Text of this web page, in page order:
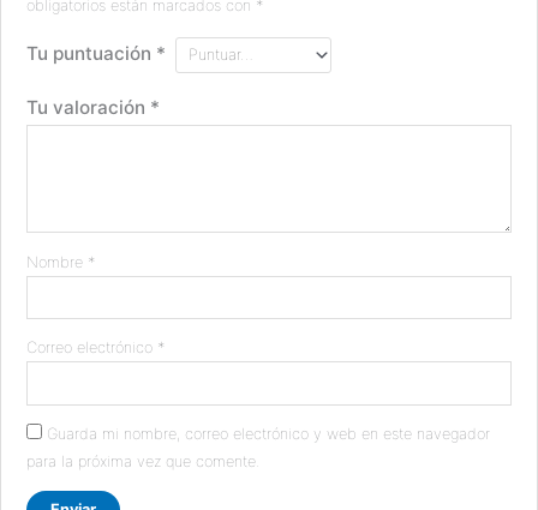
obligatorios están marcados con *
Tu puntuación *
Tu valoración *
Nombre *
Correo electrónico *
Guarda mi nombre, correo electrónico y web en este navegador
para la próxima vez que comente.